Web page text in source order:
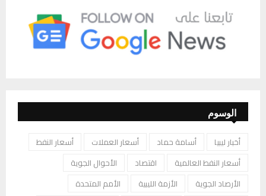
الوسوم
أخبار ليبيا أسامة حماد أسعار العملات
أسعار النفط
أسعار النفط العالمية
اقتصاد
الأحوال الجوية
الأرصاد الجوية
الأزمة الليبية
الأمم المتحدة